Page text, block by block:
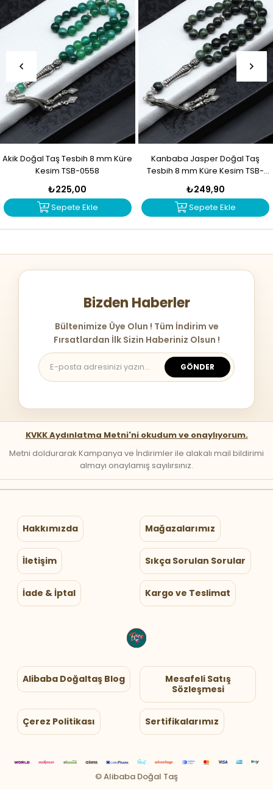
Akik Doğal Taş Tesbih 8 mm Küre
Kesim TSB-0558
₺225,00
Sepete Ekle
Kanbaba Jasper Doğal Taş
Tesbih 8 mm Küre Kesim TSB-
0557
₺249,90
Sepete Ekle
Bizden Haberler
Bültenimize Üye Olun ! Tüm İndirim ve
Fırsatlardan İlk Sizin Haberiniz Olsun !
GÖNDER
KVKK Aydınlatma Metni'ni okudum ve onaylıyorum.
Metni doldurarak Kampanya ve İndirimler ile alakalı mail bildirimi
almayı onaylamış sayılırsınız.
Hakkımızda Mağazalarımız
İletişim Sıkça Sorulan Sorular
İade & İptal Kargo ve Teslimat
Alibaba Doğaltaş Blog
Mesafeli Satış
Sözleşmesi
Çerez Politikası Sertifikalarımız